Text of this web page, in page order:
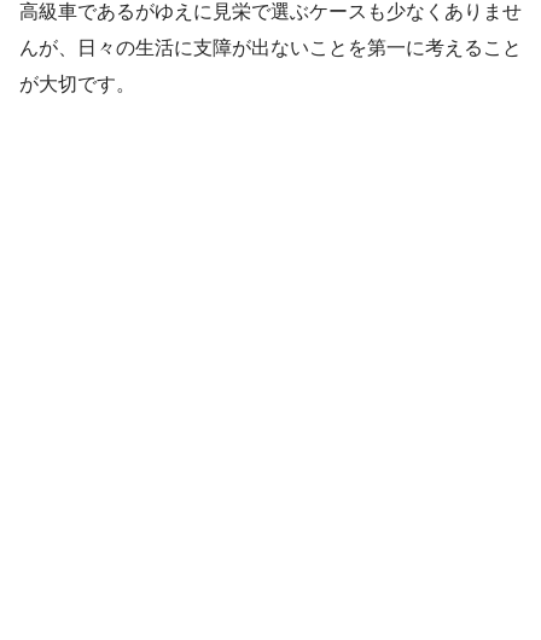
高級車であるがゆえに見栄で選ぶケースも少なくありませ
んが、日々の生活に支障が出ないことを第一に考えること
が大切です。